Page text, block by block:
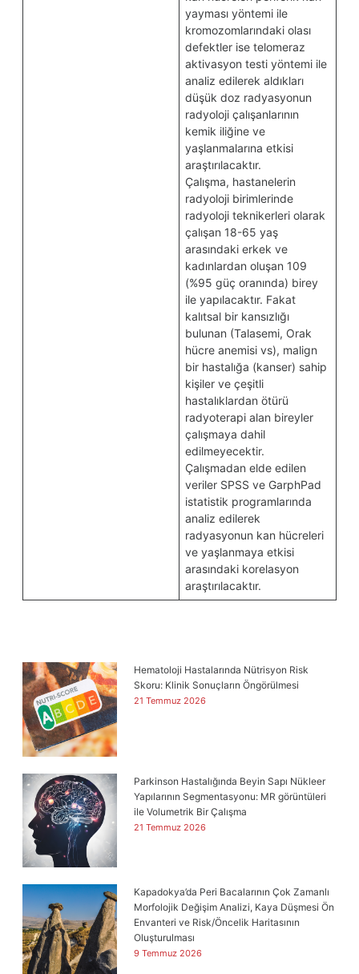
yayması yöntemi ile
kromozomlarındaki olası
defektler ise telomeraz
aktivasyon testi yöntemi ile
analiz edilerek aldıkları
düşük doz radyasyonun
radyoloji çalışanlarının
kemik iliğine ve
yaşlanmalarına etkisi
araştırılacaktır.
Çalışma, hastanelerin
radyoloji birimlerinde
radyoloji teknikerleri olarak
çalışan 18-65 yaş
arasındaki erkek ve
kadınlardan oluşan 109
(%95 güç oranında) birey
ile yapılacaktır. Fakat
kalıtsal bir kansızlığı
bulunan (Talasemi, Orak
hücre anemisi vs), malign
bir hastalığa (kanser) sahip
kişiler ve çeşitli
hastalıklardan ötürü
radyoterapi alan bireyler
çalışmaya dahil
edilmeyecektir.
Çalışmadan elde edilen
veriler SPSS ve GarphPad
istatistik programlarında
analiz edilerek
radyasyonun kan hücreleri
ve yaşlanmaya etkisi
arasındaki korelasyon
araştırılacaktır.
Hematoloji Hastalarında Nütrisyon Risk
Skoru: Klinik Sonuçların Öngörülmesi
21 Temmuz 2026
Parkinson Hastalığında Beyin Sapı Nükleer
Yapılarının Segmentasyonu: MR görüntüleri
ile Volumetrik Bir Çalışma
21 Temmuz 2026
Kapadokya’da Peri Bacalarının Çok Zamanlı
Morfolojik Değişim Analizi, Kaya Düşmesi Ön
Envanteri ve Risk/Öncelik Haritasının
Oluşturulması
9 Temmuz 2026